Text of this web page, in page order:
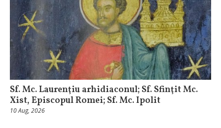
Sf. Mc. Laurenţiu arhidiaconul; Sf. Sfinţit Mc.
Xist, Episcopul Romei; Sf. Mc. Ipolit
10 Aug, 2026